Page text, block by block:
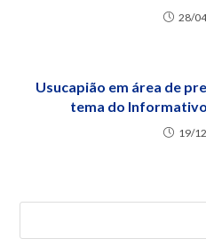
28/
Usucapião em área de
tema do
19/